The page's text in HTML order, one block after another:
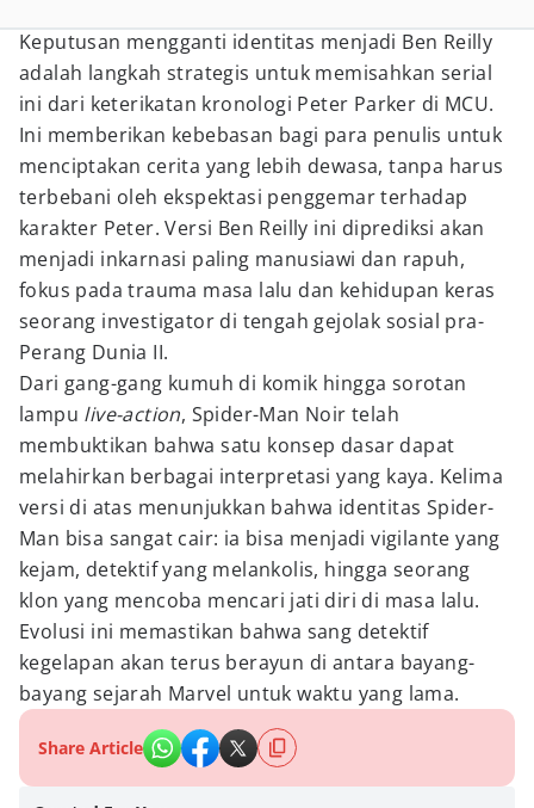
Keputusan mengganti identitas menjadi Ben Reilly
adalah langkah strategis untuk memisahkan serial
ini dari keterikatan kronologi Peter Parker di MCU.
Ini memberikan kebebasan bagi para penulis untuk
menciptakan cerita yang lebih dewasa, tanpa harus
terbebani oleh ekspektasi penggemar terhadap
karakter Peter. Versi Ben Reilly ini diprediksi akan
menjadi inkarnasi paling manusiawi dan rapuh,
fokus pada trauma masa lalu dan kehidupan keras
seorang investigator di tengah gejolak sosial pra-
Perang Dunia II.
Dari gang-gang kumuh di komik hingga sorotan
lampu live-action, Spider-Man Noir telah
membuktikan bahwa satu konsep dasar dapat
melahirkan berbagai interpretasi yang kaya. Kelima
versi di atas menunjukkan bahwa identitas Spider-
Man bisa sangat cair: ia bisa menjadi vigilante yang
kejam, detektif yang melankolis, hingga seorang
klon yang mencoba mencari jati diri di masa lalu.
Evolusi ini memastikan bahwa sang detektif
kegelapan akan terus berayun di antara bayang-
bayang sejarah Marvel untuk waktu yang lama.
Share Article